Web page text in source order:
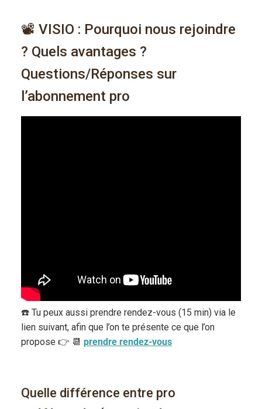
📽️ VISIO : Pourquoi nous rejoindre
? Quels avantages ?
Questions/Réponses sur
l’abonnement pro
☎️ Tu peux aussi prendre rendez-vous (15 min) via le
lien suivant, afin que l’on te présente ce que l’on
propose 👉 📆 prendre rendez-vous
Quelle différence entre pro